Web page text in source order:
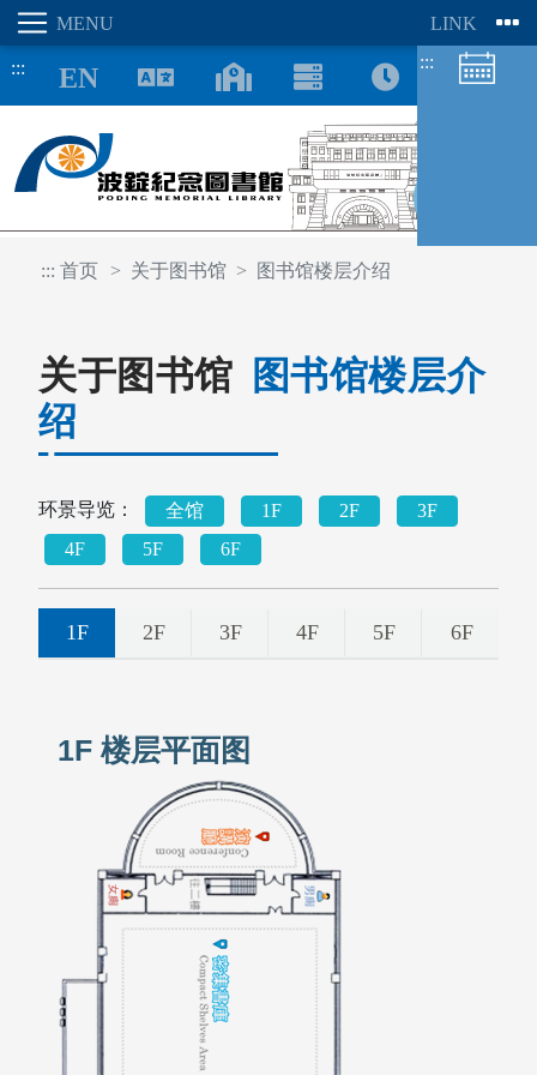
::: :::
座位预约
::: 首页 关于图书馆 图书馆楼层介绍
关于图书馆
图书馆楼层介
绍
环景导览： 全馆 1F 2F
3F
4F
5F 6F
1F 2F 3F 4F 5F 6F
1F 楼层平面图